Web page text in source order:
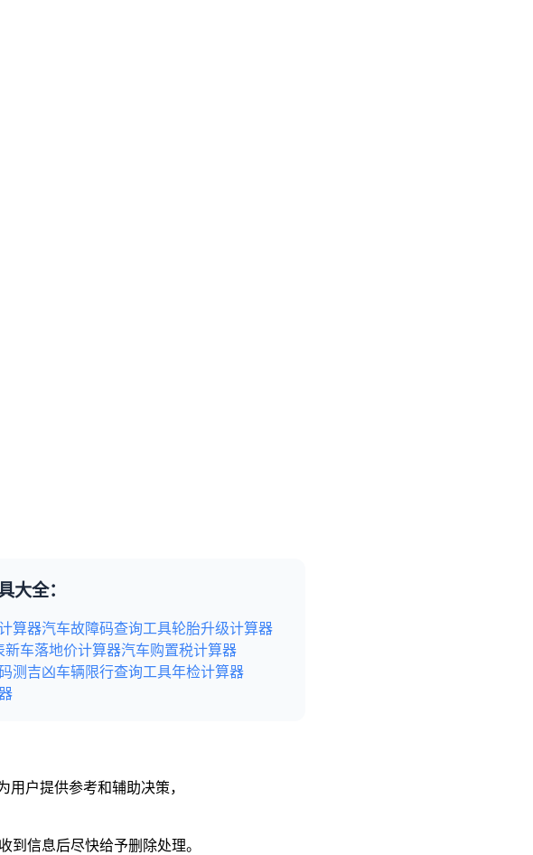
大全：
算器汽车故障码查询工具轮胎升级计算器
新车落地价计算器汽车购置税计算器
测吉凶车辆限行查询工具年检计算器
户提供参考和辅助决策，
到信息后尽快给予删除处理。